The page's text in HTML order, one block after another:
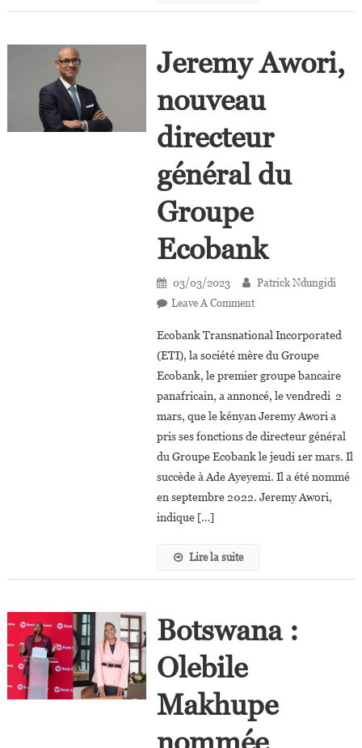
Jeremy Awori,
nouveau
directeur
général du
Groupe
Ecobank
03/03/2023
Patrick Ndungidi
Leave A CommentOn
Awori,
Nouveau
Directeur
Général
Du
Groupe
Ecobank
Ecobank Transnational Incorporated
(ETI), la société mère du Groupe
Ecobank, le premier groupe bancaire
panafricain, a annoncé, le vendredi 2
mars, que le kényan Jeremy Awori a
pris ses fonctions de directeur général
du Groupe Ecobank le jeudi 1er mars. Il
succède à Ade Ayeyemi. Il a été nommé
en septembre 2022. Jeremy Awori,
indique […]
Lire la suite
Botswana :
Olebile
Makhupe